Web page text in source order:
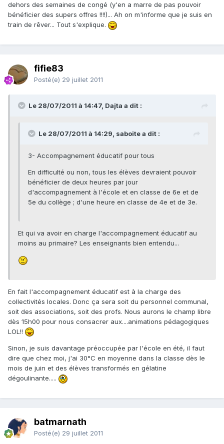
dehors des semaines de congé (y'en a marre de pas pouvoir
bénéficier des supers offres !!!!)... Ah on m'informe que je suis en
train de rêver... Tout s'explique.
fifie83
Posté(e) 29 juillet 2011
Le 28/07/2011 à 14:47, Dajta a dit :
Le 28/07/2011 à 14:29, saboite a dit :
3- Accompagnement éducatif pour tous
En difficulté ou non, tous les élèves devraient pouvoir
bénéficier de deux heures par jour
d'accompagnement à l'école et en classe de 6e et de
5e du collège ; d'une heure en classe de 4e et de 3e.
Et qui va avoir en charge l'accompagnement éducatif au
moins au primaire? Les enseignants bien entendu...
En fait l'accompagnement éducatif est à la charge des
collectivités locales. Donc ça sera soit du personnel communal,
soit des associations, soit des profs. Nous aurons le champ libre
dès 15h00 pour nous consacrer aux....animations pédagogiques
LOL!!
Sinon, je suis davantage préoccupée par l'école en été, il faut
dire que chez moi, j'ai 30°C en moyenne dans la classe dès le
mois de juin et des élèves transformés en gélatine
dégoulinante.....
batmarnath
Posté(e) 29 juillet 2011